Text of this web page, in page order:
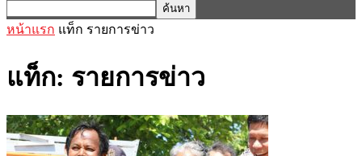
หน้าแรก แท็ก รายการข่าว
แท็ก: รายการข่าว